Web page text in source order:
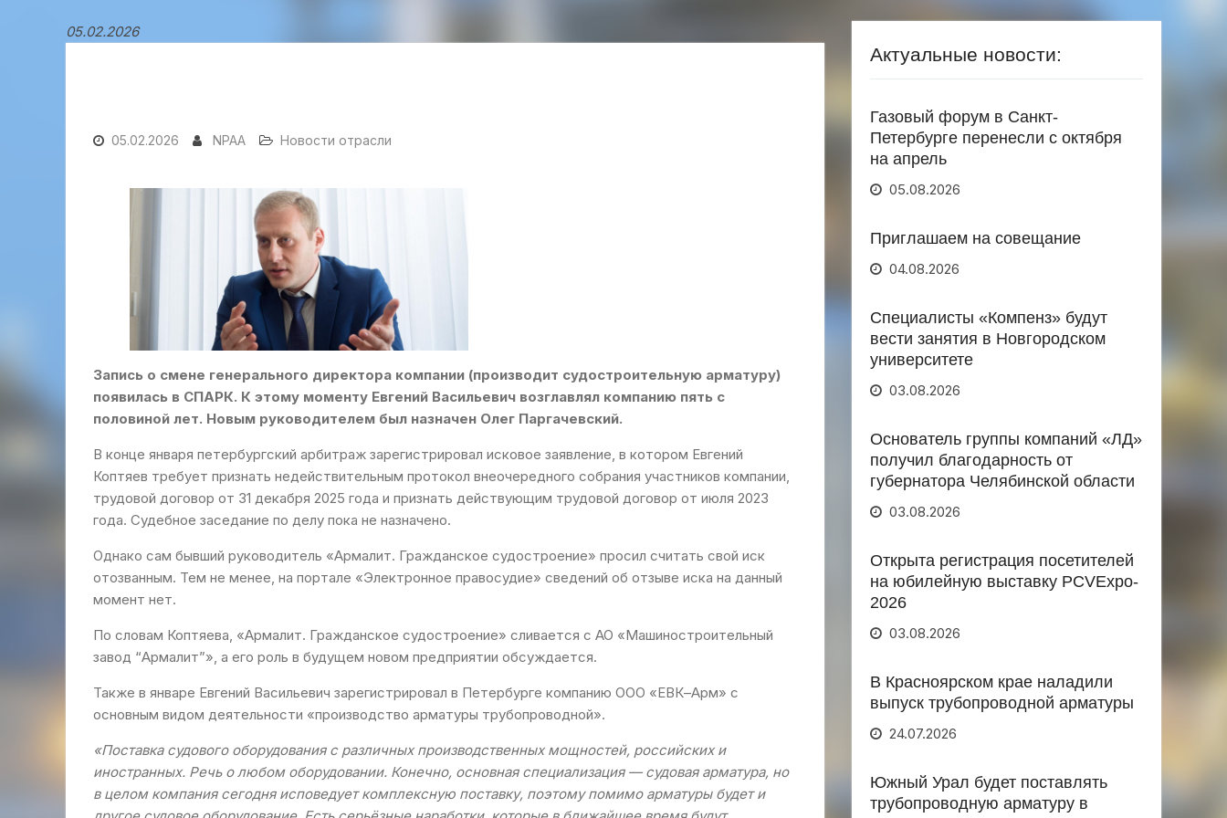
05.02.2026
05.02.2026 NPAA Новости отрасли
Запись о смене генерального директора компании (производит судостроительную арматуру)
появилась в СПАРК. К этому моменту Евгений Васильевич возглавлял компанию пять с
половиной лет. Новым руководителем был назначен Олег Паргачевский.
В конце января петербургский арбитраж зарегистрировал исковое заявление, в котором Евгений
Коптяев требует признать недействительным протокол внеочередного собрания участников компании,
трудовой договор от 31 декабря 2025 года и признать действующим трудовой договор от июля 2023
года. Судебное заседание по делу пока не назначено.
Однако сам бывший руководитель «Армалит. Гражданское судостроение» просил считать свой иск
отозванным. Тем не менее, на портале «Электронное правосудие» сведений об отзыве иска на данный
момент нет.
По словам Коптяева, «Армалит. Гражданское судостроение» сливается с АО «Машиностроительный
завод “Армалит”», а его роль в будущем новом предприятии обсуждается.
Также в январе Евгений Васильевич зарегистрировал в Петербурге компанию ООО «ЕВК–Арм» с
основным видом деятельности «производство арматуры трубопроводной».
«Поставка судового оборудования с различных производственных мощностей, российских и
иностранных. Речь о любом оборудовании. Конечно, основная специализация — судовая арматура, но
в целом компания сегодня исповедует комплексную поставку, поэтому помимо арматуры будет и
Актуальные новости:
Газовый форум в Санкт-
Петербурге перенесли с октября
на апрель
05.08.2026
Приглашаем на совещание
04.08.2026
Специалисты «Компенз» будут
вести занятия в Новгородском
университете
03.08.2026
Основатель группы компаний «ЛД»
получил благодарность от
губернатора Челябинской области
03.08.2026
Открыта регистрация посетителей
на юбилейную выставку PCVExpo-
2026
03.08.2026
В Красноярском крае наладили
выпуск трубопроводной арматуры
24.07.2026
Южный Урал будет поставлять
трубопроводную арматуру в